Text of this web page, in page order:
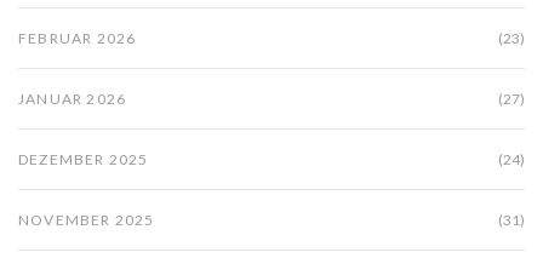
FEBRUAR 2026 (23)
JANUAR 2026 (27)
DEZEMBER 2025 (24)
NOVEMBER 2025 (31)